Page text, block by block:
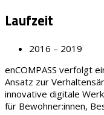
Laufzeit
2016 – 2019
enCOMPASS verfolgt
Ansatz zur
innovative digitale
für Bewohner:innen,